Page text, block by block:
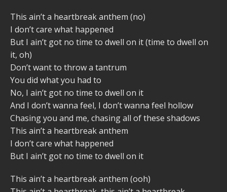
This ain’t a heartbreak anthem (no)
I don’t care what happened
But I ain’t got no time to dwell on it (time to dwell on
it, oh)
Don’t want to throw a tantrum
You did what you had to
No, I ain’t got no time to dwell on it
And I don’t wanna feel, I don’t wanna feel hollow
Chasing you and me, chasing all of these shadows
This ain’t a heartbreak anthem
I don’t care what happened
But I ain’t got no time to dwell on it
This ain’t a heartbreak anthem (ooh)